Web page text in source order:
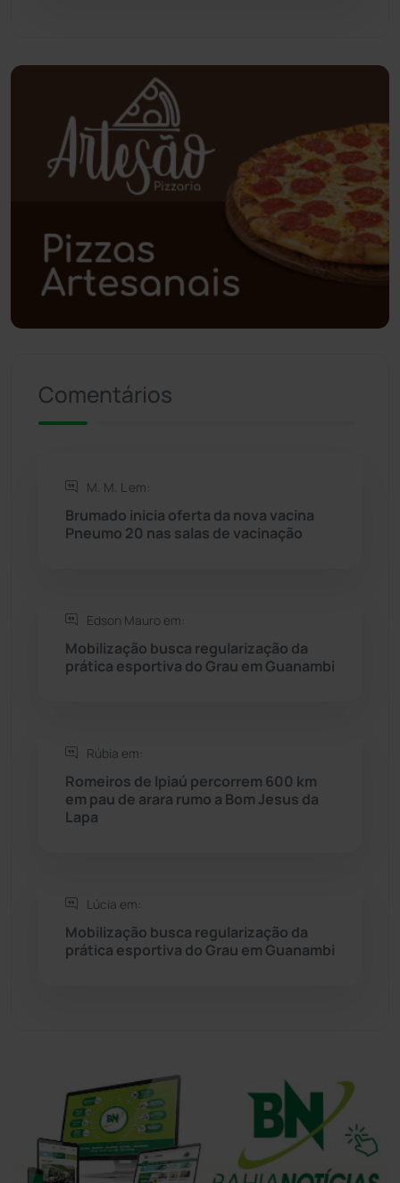
Piripá (90)
Planalto
Poções (182)
(58)
Polícia Militar (27)
Rio do Antônio
Seabra (50)
Sítio do Mato
Sudoeste Baiano (1530)
Tanque Novo
Tecnologia (12)
Comentários
M. M. L em:
Brumado inicia oferta da nova vacina
Pneumo 20 nas salas de vacinação
Edson Mauro em:
Mobilização busca regularização da
prática esportiva do Grau em Guanambi
Rúbia em:
Romeiros de Ipiaú percorrem 600 km
em pau de arara rumo a Bom Jesus da
Lapa
Lúcia em:
Mobilização busca regularização da
prática esportiva do Grau em Guanambi